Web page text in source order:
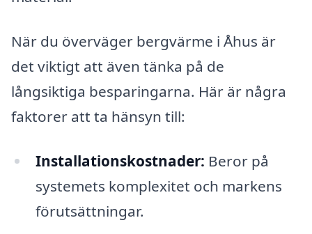
När du överväger bergvärme i Åhus är
det viktigt att även tänka på de
långsiktiga besparingarna. Här är några
faktorer att ta hänsyn till:
Installationskostnader: Beror på
systemets komplexitet och markens
förutsättningar.